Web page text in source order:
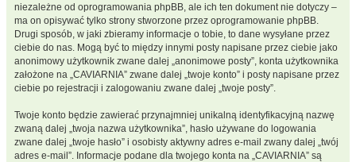
niezależne od oprogramowania phpBB, ale ich ten dokument nie dotyczy –
ma on opisywać tylko strony stworzone przez oprogramowanie phpBB.
Drugi sposób, w jaki zbieramy informacje o tobie, to dane wysyłane przez
ciebie do nas. Mogą być to między innymi posty napisane przez ciebie jako
anonimowy użytkownik zwane dalej „anonimowe posty”, konta użytkownika
założone na „CAVIARNIA” zwane dalej „twoje konto” i posty napisane przez
ciebie po rejestracji i zalogowaniu zwane dalej „twoje posty”.
Twoje konto będzie zawierać przynajmniej unikalną identyfikacyjną nazwę
zwaną dalej „twoja nazwa użytkownika”, hasło używane do logowania
zwane dalej „twoje hasło” i osobisty aktywny adres e-mail zwany dalej „twój
adres e-mail”. Informacje podane dla twojego konta na „CAVIARNIA” są